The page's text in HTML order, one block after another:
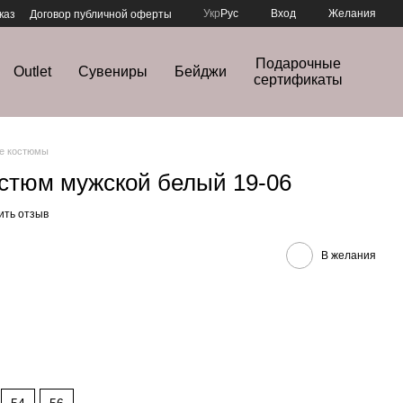
Договор публичной оферты
Укр Рус Вход Желания
Outlet Сувениры Бейджи
Подарочные
сертификаты
костюмы
мужской белый 19-06
отзыв
В желания